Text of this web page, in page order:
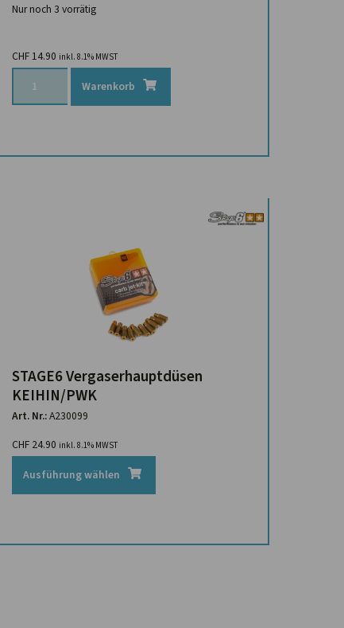
Nur noch 3 vorrätig
CHF 14.90 inkl. 8.1% MWST
Warenkorb
STAGE6 Vergaserhauptdüsen
KEIHIN/PWK
Art. Nr.:A230099
CHF 24.90 inkl. 8.1% MWST
Ausführung wählen